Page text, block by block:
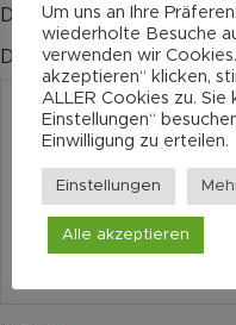
Deine Bewertung*
Deine Rezension*
Um uns an Ihre
wiederholte Besuche
verwenden wir
akzeptieren“ klicken,
ALLER Cookies zu.
Einstellungen“
Einwilligung zu erteilen.
Einstellungen
Alle akzeptieren